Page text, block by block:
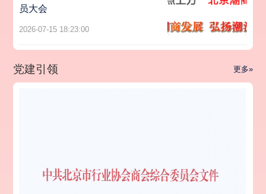
员大会
2026-07-15 18:23:00
党建引领 更多»